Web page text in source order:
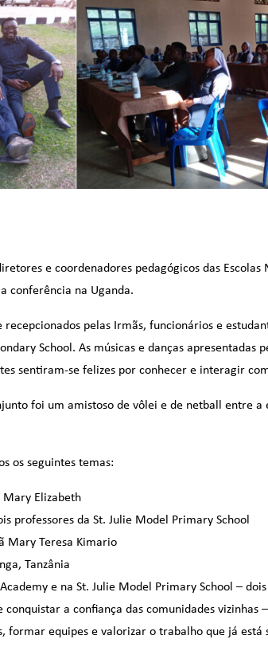
e coordenadores pedagógicos das Escolas
conferência na Uganda.
pelas Irmãs, funcionários e
School. As músicas e danças apresentadas
sentiram-se felizes por conhecer e interagir
foi um amistoso de vôlei e de netball entre a
os seguintes temas:
Mary Elizabeth
professores da St. Julie Model Primary School
Mary Teresa Kimario
Tanzânia
e na St. Julie Model Primary School –
a confiança das comunidades vizinhas
formar equipes e valorizar o trabalho que já